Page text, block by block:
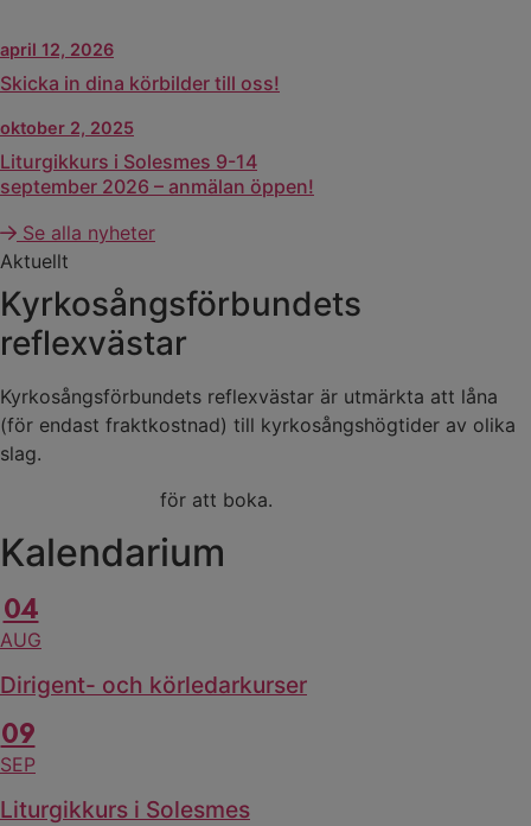
april 12, 2026
Skicka in dina körbilder till oss!
oktober 2, 2025
Liturgikkurs i Solesmes 9-14
september 2026 – anmälan öppen!
Se alla nyheter
Aktuellt
Kyrkosångsförbundets
reflexvästar
Kyrkosångsförbundets reflexvästar är utmärkta att låna
(för endast fraktkostnad) till kyrkosångshögtider av olika
slag.
för att boka.
Kalendarium
04
AUG
Dirigent- och körledarkurser
09
SEP
Liturgikkurs i Solesmes